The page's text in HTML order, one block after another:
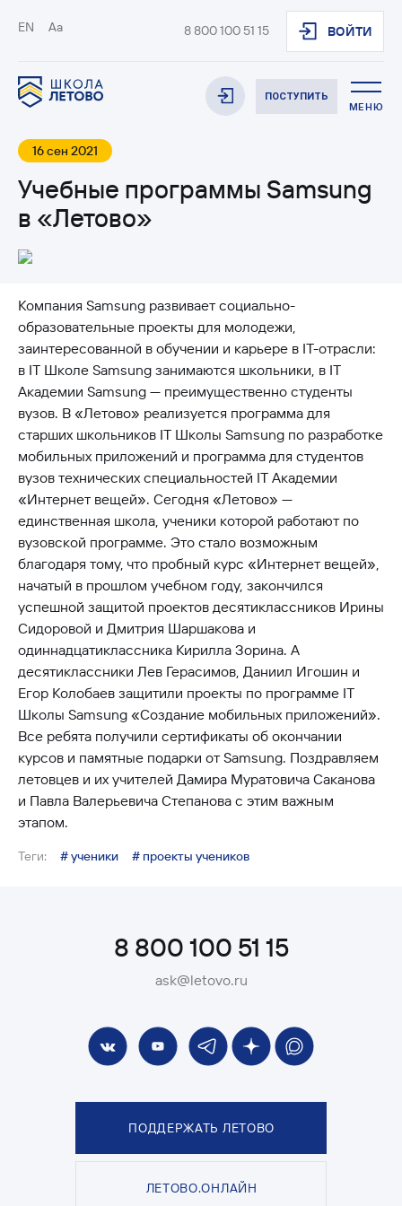
EN Aa 8 800 100 51 15 ВОЙТИ
ПОСТУПИТЬ
МЕНЮ
16 сен 2021
Учебные программы Samsung
в «Летово»
Компания Samsung развивает социально-
образовательные проекты для молодежи,
заинтересованной в обучении и карьере в IT-отрасли:
в IT Школе Samsung занимаются школьники, в IT
Академии Samsung — преимущественно студенты
вузов. В «Летово» реализуется программа для
старших школьников IT Школы Samsung по разработке
мобильных приложений и программа для студентов
вузов технических специальностей IT Академии
«Интернет вещей». Сегодня «Летово» —
единственная школа, ученики которой работают по
вузовской программе. Это стало возможным
благодаря тому, что пробный курс «Интернет вещей»,
начатый в прошлом учебном году, закончился
успешной защитой проектов десятиклассников Ирины
Сидоровой и Дмитрия Шаршакова и
одиннадцатиклассника Кирилла Зорина. А
десятиклассники Лев Герасимов, Даниил Игошин и
Егор Колобаев защитили проекты по программе IT
Школы Samsung «Создание мобильных приложений».
Все ребята получили сертификаты об окончании
курсов и памятные подарки от Samsung. Поздравляем
летовцев и их учителей Дамира Муратовича Саканова
и Павла Валерьевича Степанова с этим важным
этапом.
Теги: # ученики # проекты учеников
8 800 100 51 15
ask@letovo.ru
ПОДДЕРЖАТЬ ЛЕТОВО
ЛЕТОВО.ОНЛАЙН